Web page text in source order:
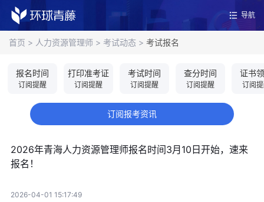
导航
首页 > 人力资源管理师 > 考试动态 > 考试报名
报名时间
订阅提醒
打印准考证
订阅提醒
考试时间
订阅提醒
查分时间
订阅提醒
证书
订阅
订阅报考资讯
2026年青海人力资源管理师报名时间3月10日开始，速来
报名！
2026-04-01 15:17:49